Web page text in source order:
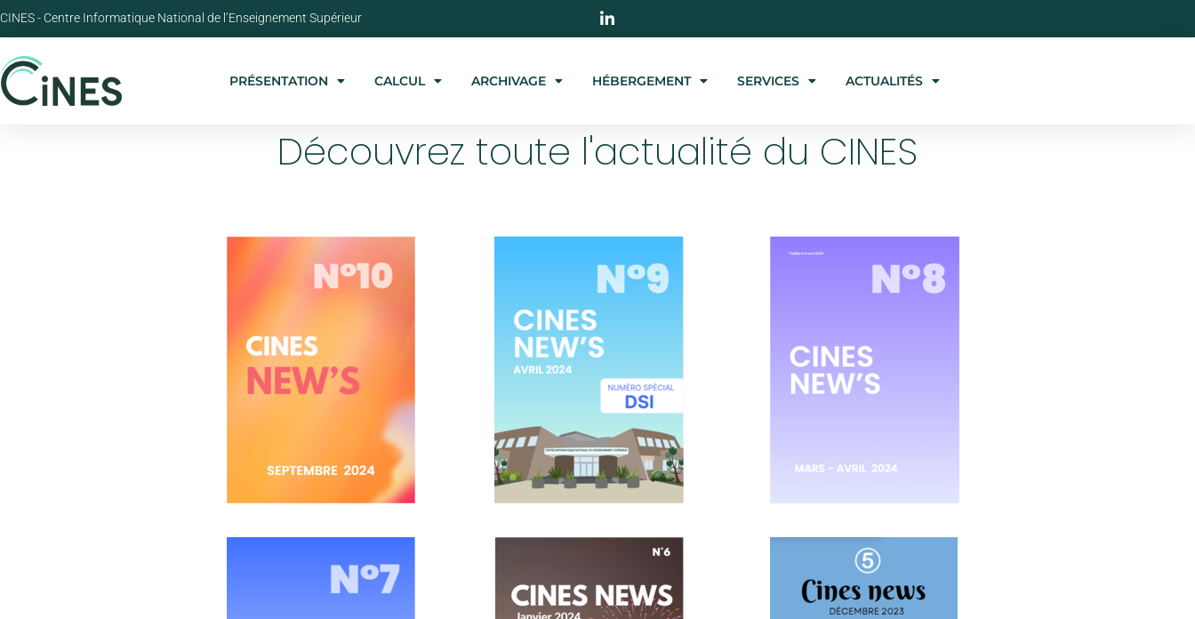
CINES - Centre Informatique National de l’Enseignement Supérieur
PRÉSENTATION CALCUL ARCHIVAGE HÉBERGEMENT SERVICES ACTUALITÉS
Découvrez toute l'actualité du CINES